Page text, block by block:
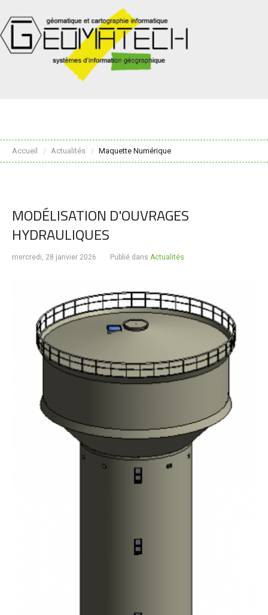
Accueil / Actualités / Maquette Numérique
MODÉLISATION D'OUVRAGES
HYDRAULIQUES
mercredi, 28 janvier 2026 Publié dans Actualités